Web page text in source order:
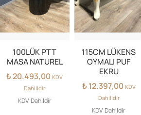
100LÜK PTT
MASA NATUREL
₺20.493,00 KDV
Dahilldir
KDV Dahildir
115CM LÜKENS
OYMALI PUF
EKRU
₺12.397,00 KDV
Dahilldir
KDV Dahildir